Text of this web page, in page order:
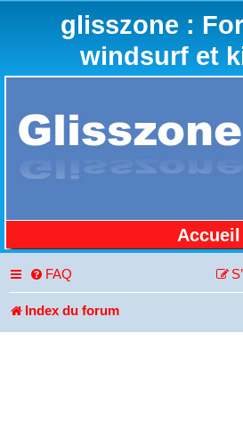
glisszone :
windsurf et
Accueil
FAQ
Index du forum